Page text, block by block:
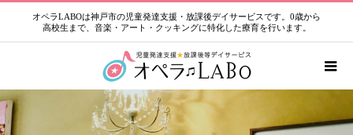
オペラLABOは神戸市の児童発達支援・放課後デイサービスです。0歳から
高校生まで、音楽・アート・クッキングに特化した療育を行います。